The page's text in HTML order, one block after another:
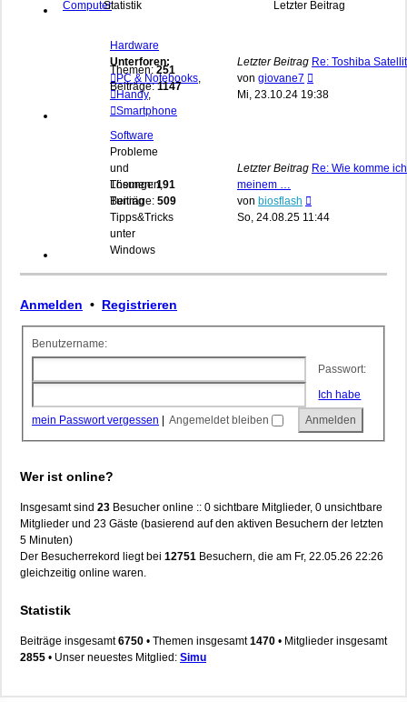
ComputerStatistik Letzter Beitrag
Hardware
Unterforen:
PC & Notebooks,
Handy,
Smartphone
Themen: 251
Beiträge:1147
Letzter Beitrag Re: Toshiba
von giovane7
Beitrag
Mi, 23.10.24 19:38
Software
Probleme
und
Lösungen,
Tuning
Tipps&Tricks
unter
Windows
Themen:191
Beiträge: 509
Letzter Beitrag Re: Wie komme
meinem …
von biosflash
Beitrag
So, 24.08.25 11:44
Anmelden • Registrieren
Benutzername:
Passwort:
Ich habe
mein Passwort vergessen
Angemeldet bleiben
Wer ist online?
Insgesamt sind 23 Besucher online :: 0 sichtbare Mitglieder, 0 unsichtbare
Mitglieder und 23 Gäste (basierend auf den aktiven Besuchern der letzten
5 Minuten)
Der Besucherrekord liegt bei 12751 Besuchern, die am Fr, 22.05.26 22:26
gleichzeitig online waren.
Statistik
Beiträge insgesamt6750 • Themen insgesamt1470 • Mitglieder insgesamt
2855 • Unser neuestes Mitglied: Simu